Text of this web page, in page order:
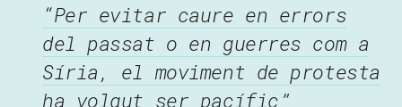
“Per evitar caure en errors
del passat o en guerres com a
Síria, el moviment de protesta
ha volgut ser pacífic”